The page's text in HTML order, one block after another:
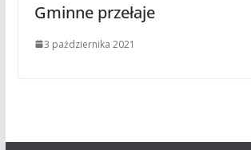
Gminne przełaje
3 października 2021